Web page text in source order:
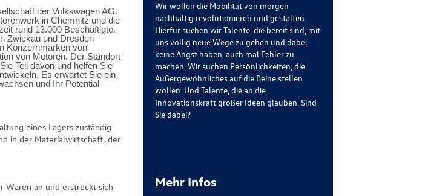
der Volkswagen AG.
in Chemnitz und die
rund 13.000 Beschäftigte.
Zwickau und Dresden
Konzernmarken von
von Motoren. Der Standort
Teil davon und helfen Sie
Es erwartet Sie ein
und Ihr Potential
eines Lagers zuständig
in der Materialwirtschaft, der
Waren an und erstreckt sich
Wir wollen die Mobilität von morgen
nachhaltig revolutionieren und gestalten.
Hierfür suchen wir Talente, die bereit sind, mit
uns völlig neue Wege zu gehen und dabei
keine Angst haben, auch mal Fehler zu
machen. Wir suchen Persönlichkeiten, die
Außergewöhnliches auf die Beine stellen
wollen. Und Talente, die an die
Innovationskraft großer Ideen glauben. Sind
Sie dabei?
Mehr Infos